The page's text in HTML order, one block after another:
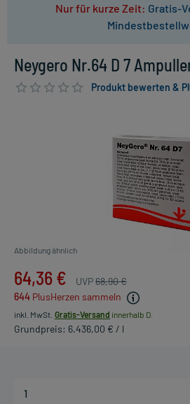
Nur für kurze Zeit: Gratis-
Neygero Nr.64 D 7
Produkt bewerten &
Abbildung ähnlich
64,36 € UVP68,90 €
644 PlusHerzen sammeln
inkl. MwSt. Gratis-Versand innerhalb D.
Grundpreis: 6.436,00 € / l